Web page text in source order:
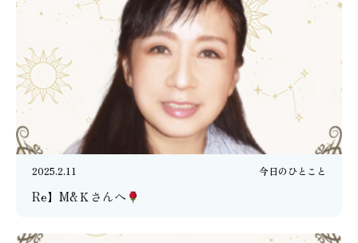
2025.2.11 今日のひとこと
Re】M&Ｋさんへ